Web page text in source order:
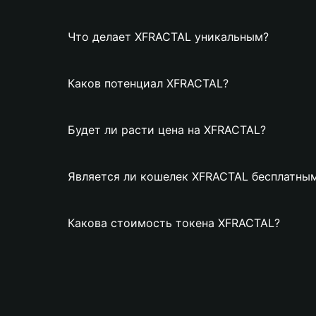
Что делает XFRACTAL уникальным?
Каков потенциал XFRACTAL?
Будет ли расти цена на XFRACTAL?
Является ли кошелек XFRACTAL
Какова стоимость токена XFRACTAL?